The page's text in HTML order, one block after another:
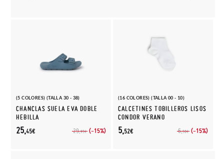
(5 COLORES) (TALLA 30 - 38)
CHANCLAS SUELA EVA DOBLE
HEBILLA
29,95€ (-15%)
25,45€
(16 COLORES) (TALLA 00 - 10)
CALCETINES TOBILLEROS LISOS
CONDOR VERANO
6,50€ (-15%)
5,52€